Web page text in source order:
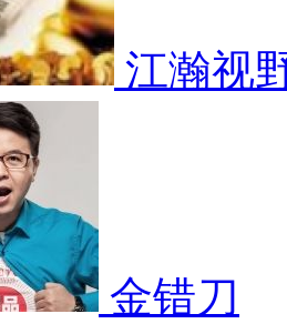
江瀚视
金错刀